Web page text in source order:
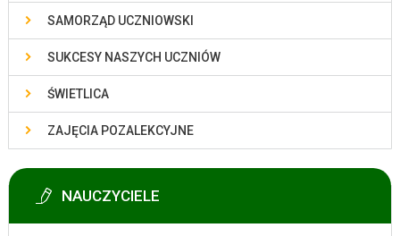
SAMORZĄD UCZNIOWSKI
SUKCESY NASZYCH UCZNIÓW
ŚWIETLICA
ZAJĘCIA POZALEKCYJNE
NAUCZYCIELE